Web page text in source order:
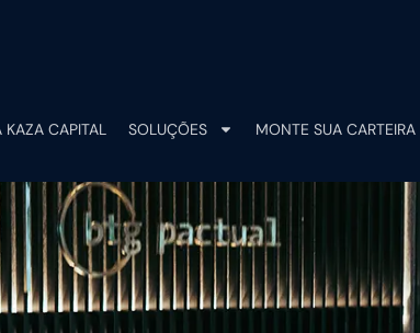
KAZA CAPITAL SOLUÇÕES MONTE SUA CARTEIRA